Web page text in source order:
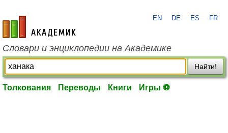
academic.ru
EN DE ES FR
Словари и энциклопедии на Академике
Найти!
Толкования Переводы Книги Игры ⚽